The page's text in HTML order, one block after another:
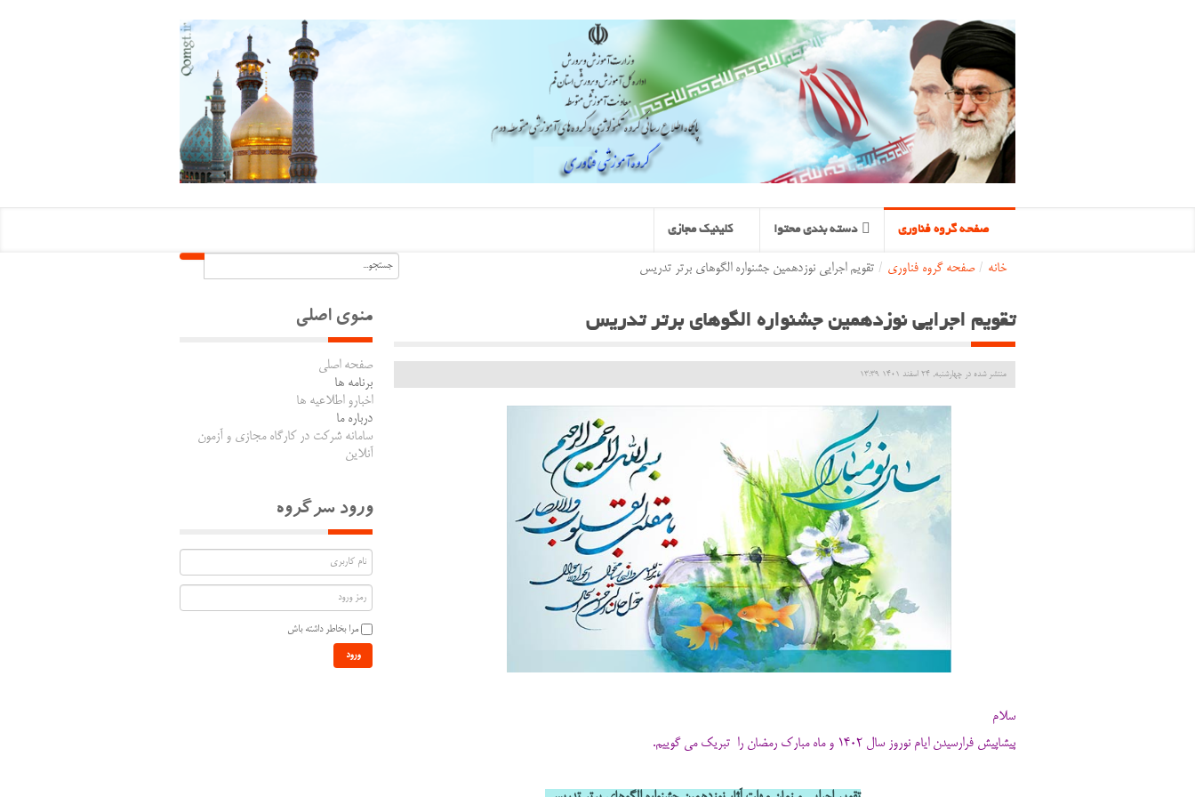
صفحه گروه فناوری دسته بندی محتوا کلینیک مجازی
خانه / صفحه گروه فناوری / تقویم اجرایی نوزدهمین جشنواره الگوهای برتر تدریس
تقویم اجرایی نوزدهمین جشنواره الگوهای برتر تدریس
منتشر شده در چهارشنبه, 24 اسفند 1401 13:39
سلام
پیشاپیش فرارسیدن ایام نوروز سال 1402 و ماه مبارک رمضان را تبریک می گوییم.
منوی اصلی
صفحه اصلی
برنامه ها
اخبارو اطلاعیه ها
درباره ما
سامانه شرکت در کارگاه مجازی و آزمون
آنلاین
ورود سرگروه
مرا بخاطر داشته باش
ورود